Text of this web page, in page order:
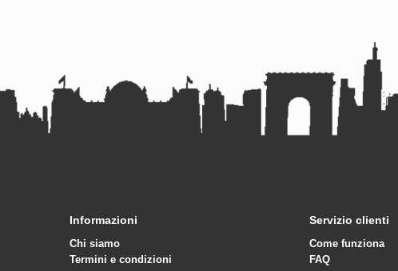
Informazioni
Chi siamo
Termini e condizioni
Servizio clienti
Come funziona
FAQ